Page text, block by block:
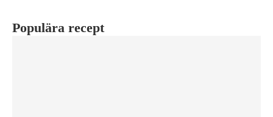
Populära recept